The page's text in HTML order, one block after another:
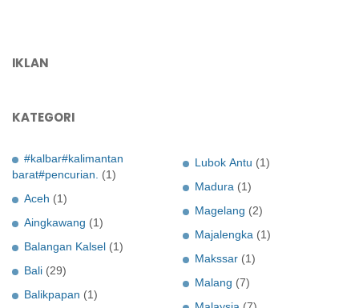
IKLAN
KATEGORI
#kalbar#kalimantan
barat#pencurian. (1)
Aceh (1)
Aingkawang (1)
Balangan Kalsel (1)
Bali (29)
Balikpapan (1)
Lubok Antu (1)
Madura (1)
Magelang (2)
Majalengka (1)
Makssar (1)
Malang (7)